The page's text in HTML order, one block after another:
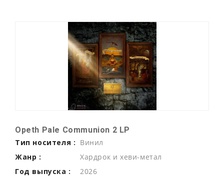
Opeth Pale Communion 2 LP
Тип носителя : Винил
Жанр :
Хардрок и хеви-метал
Год выпуска :
2026